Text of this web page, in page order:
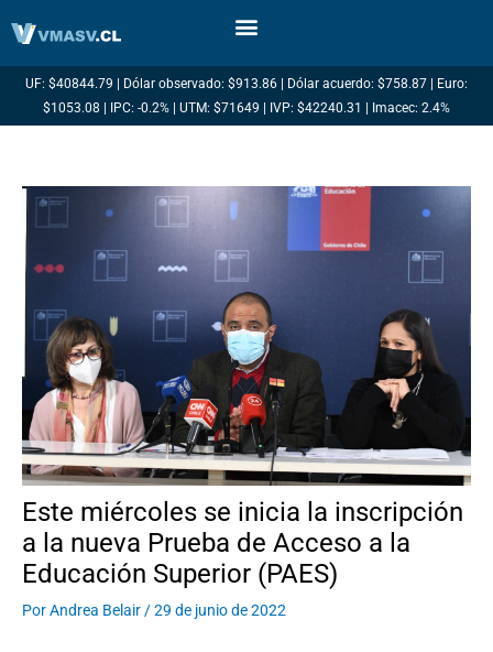
UF: $40844.79 | Dólar observado: $913.86 | Dólar acuerdo: $758.87 | Euro:
$1053.08 | IPC: -0.2% | UTM: $71649 | IVP: $42240.31 | Imacec: 2.4%
Este miércoles se inicia la inscripción
a la nueva Prueba de Acceso a la
Educación Superior (PAES)
PorAndrea Belair /29 de junio de 2022